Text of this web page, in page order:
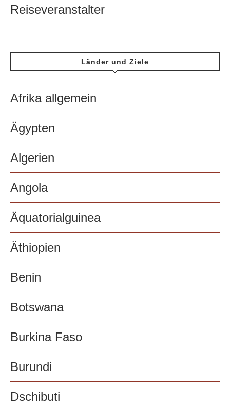
Reiseveranstalter
Länder und Ziele
Afrika allgemein
Ägypten
Algerien
Angola
Äquatorialguinea
Äthiopien
Benin
Botswana
Burkina Faso
Burundi
Dschibuti